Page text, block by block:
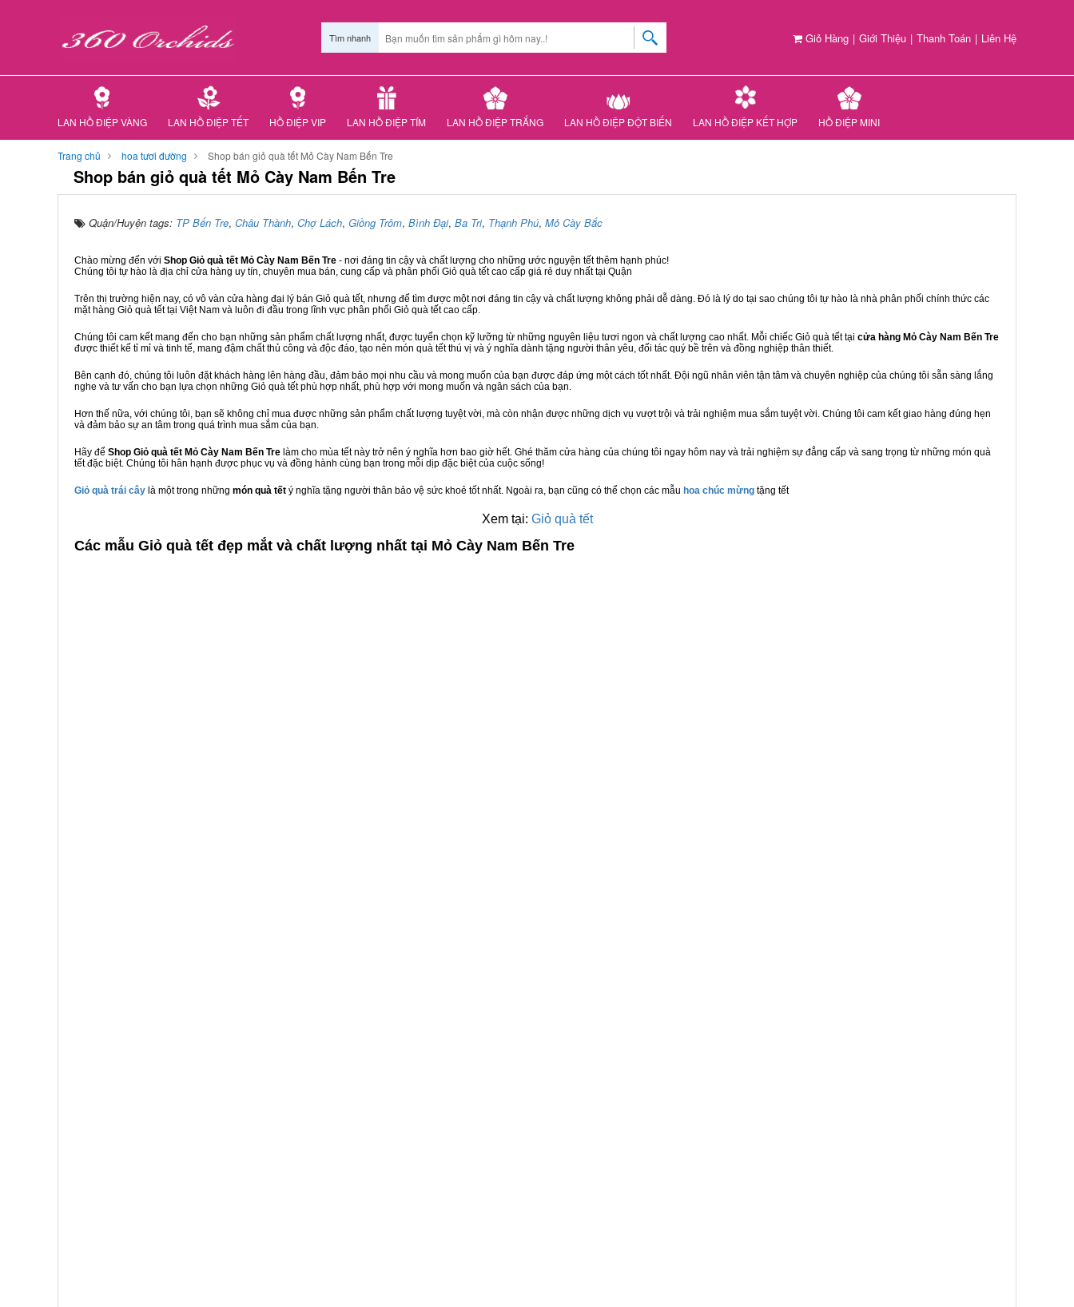
Giỏ Hàng | Giới Thiệu | Thanh Toán | Liên Hệ
Tìm nhanh
LAN HỒ ĐIỆP VÀNG LAN HỒ ĐIỆP TẾT HỒ ĐIỆP VIP LAN HỒ ĐIỆP TÍM LAN HỒ ĐIỆP TRẮNG LAN HỒ ĐIỆP ĐỘT BIẾN LAN HỒ ĐIỆP KẾT HỢP HỒ ĐIỆP MINI
Trang chủ hoa tươi đường Shop bán giỏ quà tết Mỏ Cày Nam Bến Tre
Shop bán giỏ quà tết Mỏ Cày Nam Bến Tre
Quận/Huyện tags: TP Bến Tre, Châu Thành, Chợ Lách, Giồng Trôm, Bình Đại, Ba Tri, Thạnh Phú, Mỏ Cày Bắc
Chào mừng đến với Shop Giỏ quà tết Mỏ Cày Nam Bến Tre - nơi đáng tin cậy và chất lượng cho những ước nguyện tết thêm hạnh phúc!
Chúng tôi tự hào là địa chỉ cửa hàng uy tín, chuyên mua bán, cung cấp và phân phối Giỏ quà tết cao cấp giá rẻ duy nhất tại Quận
Trên thị trường hiện nay, có vô vàn cửa hàng đại lý bán Giỏ quà tết, nhưng để tìm được một nơi đáng tin cậy và chất lượng không phải dễ dàng. Đó là lý do tại sao chúng tôi tự hào là nhà phân phối chính thức các
mặt hàng Giỏ quà tết tại Việt Nam và luôn đi đầu trong lĩnh vực phân phối Giỏ quà tết cao cấp.
Chúng tôi cam kết mang đến cho bạn những sản phẩm chất lượng nhất, được tuyển chọn kỹ lưỡng từ những nguyên liệu tươi ngon và chất lượng cao nhất. Mỗi chiếc Giỏ quà tết tại cửa hàng Mỏ Cày Nam Bến Tre
được thiết kế tỉ mỉ và tinh tế, mang đậm chất thủ công và độc đáo, tạo nên món quà tết thú vị và ý nghĩa dành tặng người thân yêu, đối tác quý bề trên và đồng nghiệp thân thiết.
Bên cạnh đó, chúng tôi luôn đặt khách hàng lên hàng đầu, đảm bảo mọi nhu cầu và mong muốn của bạn được đáp ứng một cách tốt nhất. Đội ngũ nhân viên tận tâm và chuyên nghiệp của chúng tôi sẵn sàng lắng
nghe và tư vấn cho bạn lựa chọn những Giỏ quà tết phù hợp nhất, phù hợp với mong muốn và ngân sách của bạn.
Hơn thế nữa, với chúng tôi, bạn sẽ không chỉ mua được những sản phẩm chất lượng tuyệt vời, mà còn nhận được những dịch vụ vượt trội và trải nghiệm mua sắm tuyệt vời. Chúng tôi cam kết giao hàng đúng hẹn
và đảm bảo sự an tâm trong quá trình mua sắm của bạn.
Hãy để Shop Giỏ quà tết Mỏ Cày Nam Bến Tre làm cho mùa tết này trở nên ý nghĩa hơn bao giờ hết. Ghé thăm cửa hàng của chúng tôi ngay hôm nay và trải nghiệm sự đẳng cấp và sang trọng từ những món quà
tết đặc biệt. Chúng tôi hân hạnh được phục vụ và đồng hành cùng bạn trong mỗi dịp đặc biệt của cuộc sống!
Giỏ quà trái cây là một trong những món quà tết ý nghĩa tặng người thân bảo vệ sức khoẻ tốt nhất. Ngoài ra, bạn cũng có thể chọn các mẫu hoa chúc mừng tặng tết
Xem tại: Giỏ quà tết
Các mẫu Giỏ quà tết đẹp mắt và chất lượng nhất tại Mỏ Cày Nam Bến Tre